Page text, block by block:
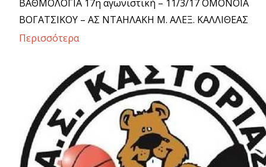
ΒΑΘΜΟΛΟΓΙΑ 17η αγωνιστική – 11/3/17 ΟΜΟΝΟΙΑ
ΒΟΓΑΤΣΙΚΟΥ – ΑΣ ΝΤΑΗΛΑΚΗ Μ. ΑΛΕΞ. ΚΑΛΛΙΘΕΑΣ
Περισσότερα